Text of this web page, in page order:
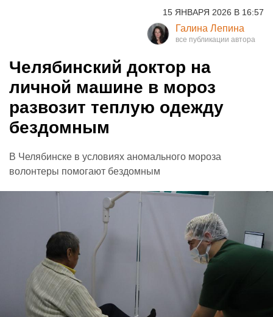
15 ЯНВАРЯ 2026 В 16:57
Галина Лепина
Челябинский доктор на
личной машине в мороз
развозит теплую одежду
бездомным
В Челябинске в условиях аномального мороза
волонтеры помогают бездомным